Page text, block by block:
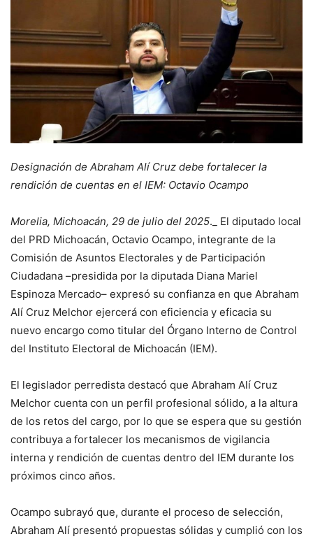
Designación de Abraham Alí Cruz debe fortalecer la
rendición de cuentas en el IEM: Octavio Ocampo
Morelia, Michoacán, 29 de julio del 2025._ El diputado local
del PRD Michoacán, Octavio Ocampo, integrante de la
Comisión de Asuntos Electorales y de Participación
Ciudadana –presidida por la diputada Diana Mariel
Espinoza Mercado– expresó su confianza en que Abraham
Alí Cruz Melchor ejercerá con eficiencia y eficacia su
nuevo encargo como titular del Órgano Interno de Control
del Instituto Electoral de Michoacán (IEM).
El legislador perredista destacó que Abraham Alí Cruz
Melchor cuenta con un perfil profesional sólido, a la altura
de los retos del cargo, por lo que se espera que su gestión
contribuya a fortalecer los mecanismos de vigilancia
interna y rendición de cuentas dentro del IEM durante los
próximos cinco años.
Ocampo subrayó que, durante el proceso de selección,
Abraham Alí presentó propuestas sólidas y cumplió con los